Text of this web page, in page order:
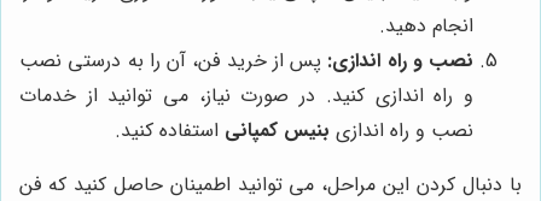
انجام دهید.
نصب و راه اندازی: پس از خرید فن، آن را به درستی نصب
و راه اندازی کنید. در صورت نیاز، می توانید از خدمات
نصب و راه اندازی بنیس کمپانی استفاده کنید.
با دنبال کردن این مراحل، می توانید اطمینان حاصل کنید که فن